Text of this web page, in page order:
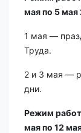
мая по 5 мая
1 мая —
Труда.
2 и 3 мая —
дни.
Режим
мая по 12